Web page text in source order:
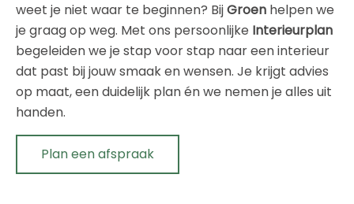
weet je niet waar te beginnen? BijGroen helpen we
je graag op weg. Met ons persoonlijke Interieurplan
begeleiden we je stap voor stap naar een interieur
dat past bij jouw smaak en wensen. Je krijgt advies
op maat, een duidelijk plan én we nemen je alles uit
handen.
Plan een afspraak